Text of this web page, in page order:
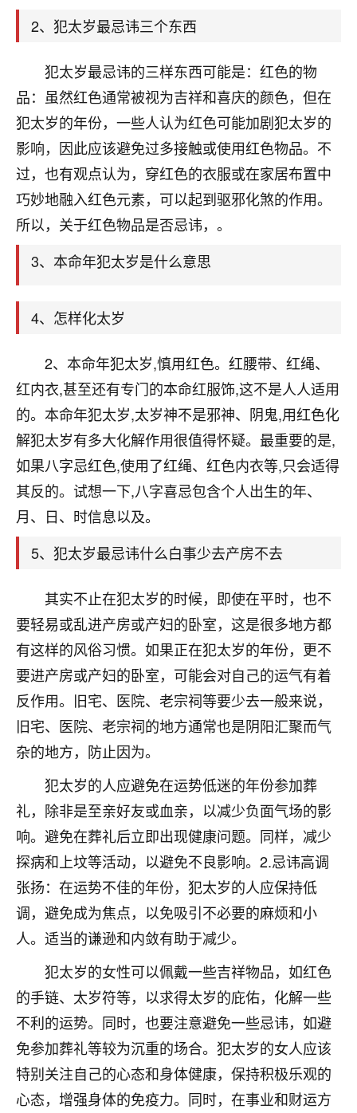
2、犯太岁最忌讳三个东西
犯太岁最忌讳的三样东西可能是：红色的物
品：虽然红色通常被视为吉祥和喜庆的颜色，但在
犯太岁的年份，一些人认为红色可能加剧犯太岁的
影响，因此应该避免过多接触或使用红色物品。不
过，也有观点认为，穿红色的衣服或在家居布置中
巧妙地融入红色元素，可以起到驱邪化煞的作用。
所以，关于红色物品是否忌讳，。
3、本命年犯太岁是什么意思
4、怎样化太岁
2、本命年犯太岁,慎用红色。红腰带、红绳、
红内衣,甚至还有专门的本命红服饰,这不是人人适用
的。本命年犯太岁,太岁神不是邪神、阴鬼,用红色化
解犯太岁有多大化解作用很值得怀疑。最重要的是,
如果八字忌红色,使用了红绳、红色内衣等,只会适得
其反的。试想一下,八字喜忌包含个人出生的年、
月、日、时信息以及。
5、犯太岁最忌讳什么白事少去产房不去
其实不止在犯太岁的时候，即使在平时，也不
要轻易或乱进产房或产妇的卧室，这是很多地方都
有这样的风俗习惯。如果正在犯太岁的年份，更不
要进产房或产妇的卧室，可能会对自己的运气有着
反作用。旧宅、医院、老宗祠等要少去一般来说，
旧宅、医院、老宗祠的地方通常也是阴阳汇聚而气
杂的地方，防止因为。
犯太岁的人应避免在运势低迷的年份参加葬
礼，除非是至亲好友或血亲，以减少负面气场的影
响。避免在葬礼后立即出现健康问题。同样，减少
探病和上坟等活动，以避免不良影响。2.忌讳高调
张扬：在运势不佳的年份，犯太岁的人应保持低
调，避免成为焦点，以免吸引不必要的麻烦和小
人。适当的谦逊和内敛有助于减少。
犯太岁的女性可以佩戴一些吉祥物品，如红色
的手链、太岁符等，以求得太岁的庇佑，化解一些
不利的运势。同时，也要注意避免一些忌讳，如避
免参加葬礼等较为沉重的场合。犯太岁的女人应该
特别关注自己的心态和身体健康，保持积极乐观的
心态，增强身体的免疫力。同时，在事业和财运方
平安是福：我也是每年找老师化太岁，看年
卦，认识老师3年了，都是缘分啊！
17分钟前 来自湖北 19
心若莲花
我是做餐饮的，这两年，生意屡屡受挫，店开一家关
一家，要么生意不好，生意好的就出事。前些年攒的
家底快败光了，真是倒霉！我也想找人看看到底怎么
回事？
鹿森：你可以找老师看看，人有时不服命不行
太阳当空赵：我也做餐饮的，生意不算大，但
大环境不好，但是我家生意还可以，前几天又
2小时前 来自海南 18
梦醒时分
我女儿高二叛逆，大半年不上学，一说她就要死要活
的，把我们两口子愁的不行，朋友给我推荐的慧来老
师，一开始我是病急乱投医，这半年来，法事一个个
做完，我女儿跟变了个人一样，不期望她能考多好的
大学，只要能安安稳稳的把书读了，身体心理都健健
康康的我就很知足了！
鹿森：可怜天下父母心啊！
3小时前 来自河北 16
付深
我是公司人事调整，有升迁机会，但同时竞争的我们
三个，找老师的时候是抱着侥幸心理，没想到老师看
着我晋升有望，我半信半疑的按照老师建议，做了化
太岁还有一个发钱粮，本来年前的人事调整，拖到年
后，我以为都没戏了，结果开年一上班，开会提拔升
职第一个就是我，职务无所谓，主要是底薪加了
鹿森：恭喜升职加薪！！，请客吗？�
12小时前 来自北京 32
心心相印
我身体不太好，总是病病殃殃的，去检查又没什么大
问题，反正就是不舒服。中医西医看遍了，找不到问
题，后来无意中看到有人推荐慧来老师，跟老师聊过
果问题。今年以来，身体比以前好多，主要是心情好
了，老师说境随心转，现在深有体会了。
鹿森：是的，其实跟老师聊过之后，最大的感
触，首先就是心态会变好，万般皆是命，半点
不由人！
1天前 来自四川 9